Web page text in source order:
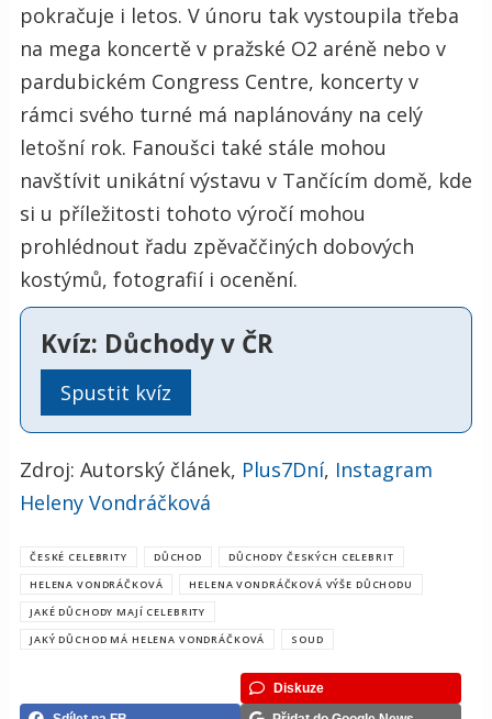
pokračuje i letos. V únoru tak vystoupila třeba
na mega koncertě v pražské O2 aréně nebo v
pardubickém Congress Centre, koncerty v
rámci svého turné má naplánovány na celý
letošní rok. Fanoušci také stále mohou
navštívit unikátní výstavu v Tančícím domě, kde
si u příležitosti tohoto výročí mohou
prohlédnout řadu zpěvaččiných dobových
kostýmů, fotografií i ocenění.
Kvíz: Důchody v ČR
Spustit kvíz
Zdroj: Autorský článek, Plus7Dní, Instagram
Heleny Vondráčková
ČESKÉ CELEBRITY DŮCHOD
DŮCHODY ČESKÝCH CELEBRIT
HELENA VONDRÁČKOVÁ
HELENA VONDRÁČKOVÁ VÝŠE DŮCHODU
JAKÉ DŮCHODY MAJÍ CELEBRITY
JAKÝ DŮCHOD MÁ HELENA VONDRÁČKOVÁ
SOUD
Diskuze